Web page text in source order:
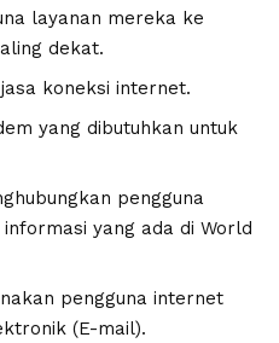
layanan mereka ke
dekat.
koneksi internet.
yang dibutuhkan untuk
pengguna
yang ada di World
pengguna internet
(E-mail).